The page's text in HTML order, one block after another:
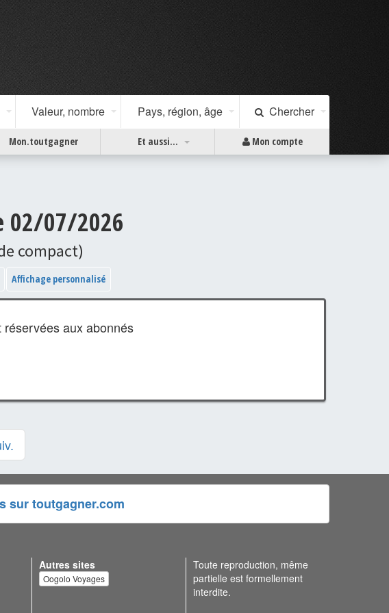
Valeur, nombre Pays, région, âge Chercher
Mon.toutgagner Et aussi... Mon compte
02/07/2026
compact)
Affichage personnalisé
aux abonnés
sur toutgagner.com
Autres sites
Oogolo Voyages
Toute reproduction, même
partielle est formellement
interdite.